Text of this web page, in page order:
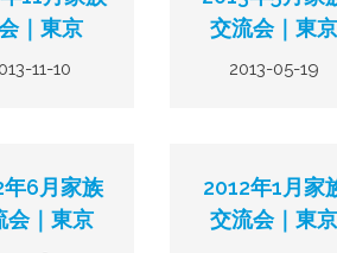
｜東京
11-10
交流会｜東京
2013-05-19
年6月家族
会｜東京
2012年1月家
交流会｜東京